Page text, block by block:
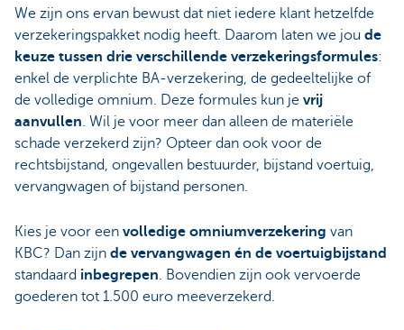
We zijn ons ervan bewust dat niet iedere klant hetzelfde
verzekeringspakket nodig heeft. Daarom laten we jou de
keuze tussen drie verschillende verzekeringsformules:
enkel de verplichte BA-verzekering, de gedeeltelijke of
de volledige omnium. Deze formules kun je vrij
aanvullen. Wil je voor meer dan alleen de materiële
schade verzekerd zijn? Opteer dan ook voor de
rechtsbijstand, ongevallen bestuurder, bijstand voertuig,
vervangwagen of bijstand personen.
Kies je voor een volledige omniumverzekering van
KBC? Dan zijn de vervangwagen én de voertuigbijstand
standaard inbegrepen. Bovendien zijn ook vervoerde
goederen tot 1.500 euro meeverzekerd.